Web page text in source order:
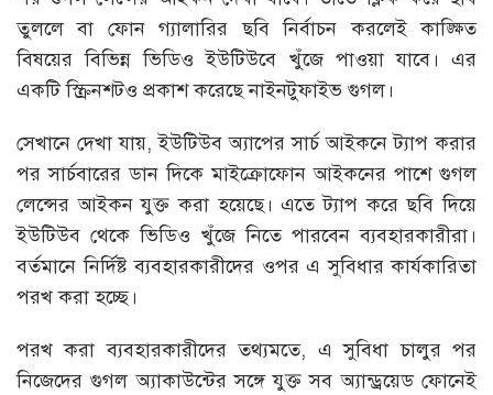
তুললে বা ফোন গ্যালারির ছবি নির্বাচন করলেই কাঙ্ক্ষিত
বিষয়ের বিভিন্ন ভিডিও ইউটিউবে খুঁজে পাওয়া যাবে। এর
একটি স্ক্রিনশটও প্রকাশ করেছে নাইনটুফাইভ গুগল।
সেখানে দেখা যায়, ইউটিউব অ্যাপের সার্চ আইকনে ট্যাপ করার
পর সার্চবারের ডান দিকে মাইক্রোফোন আইকনের পাশে গুগল
লেন্সের আইকন যুক্ত করা হয়েছে। এতে ট্যাপ করে ছবি দিয়ে
ইউটিউব থেকে ভিডিও খুঁজে নিতে পারবেন ব্যবহারকারীরা।
বর্তমানে নির্দিষ্ট ব্যবহারকারীদের ওপর এ সুবিধার কার্যকারিতা
পরখ করা হচ্ছে।
পরখ করা ব্যবহারকারীদের তথ্যমতে, এ সুবিধা চালুর পর
নিজেদের গুগল অ্যাকাউন্টের সঙ্গে যুক্ত সব অ্যান্ড্রয়েড ফোনেই